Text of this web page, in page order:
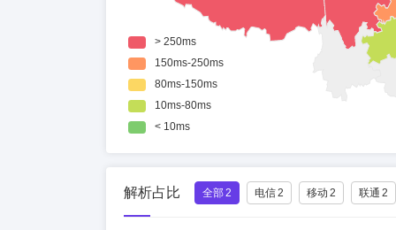
解析占比 全部2 电信2 移动 2 联通 2